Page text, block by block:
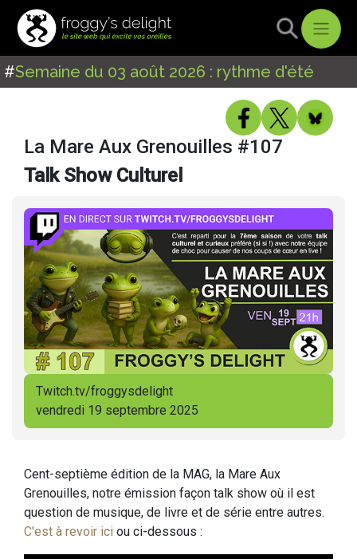
#Semaine du 03 août 2026 : rythme d'été
La Mare Aux Grenouilles #107
Talk Show Culturel
Twitch.tv/froggysdelight
vendredi 19 septembre 2025
Cent-septième édition de la MAG, la Mare Aux
Grenouilles, notre émission façon talk show où il est
question de musique, de livre et de série entre autres.
C'est à revoir ici ou ci-dessous :